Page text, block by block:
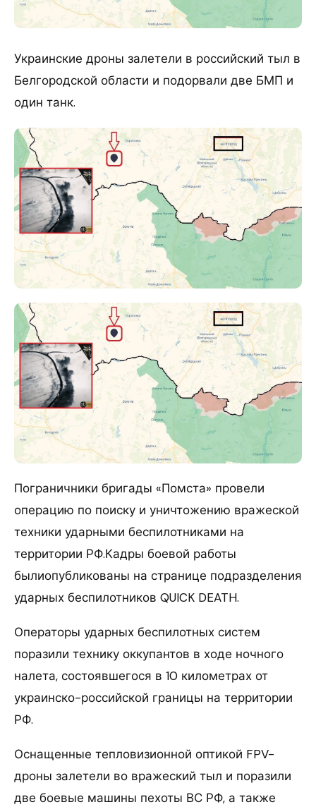
Украинские дроны залетели в российский тыл в
Белгородской области и подорвали две БМП и
один танк.
Пограничники бригады «Помста» провели
операцию по поиску и уничтожению вражеской
техники ударными беспилотниками на
территории РФ.Кадры боевой работы
былиопубликованы на странице подразделения
ударных беспилотников QUICK DEATH.
Операторы ударных беспилотных систем
поразили технику оккупантов в ходе ночного
налета, состоявшегося в 10 километрах от
украинско-российской границы на территории
РФ.
Оснащенные тепловизионной оптикой FPV-
дроны залетели во вражеский тыл и поразили
две боевые машины пехоты ВС РФ, а также